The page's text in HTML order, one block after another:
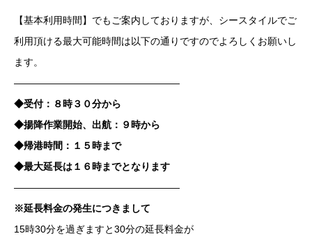
【基本利用時間】でもご案内しておりますが、シースタイルでご
利用頂ける最大可能時間は以下の通りですのでよろしくお願いし
ます。
—————————————————
◆受付：８時３０分から
◆揚降作業開始、出航：９時から
◆帰港時間：１５時まで
◆最大延長は１６時までとなります
—————————————————
※延長料金の発生につきまして
15時30分を過ぎますと30分の延長料金が